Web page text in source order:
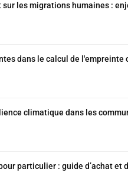
les migrations humaines :
dans le calcul de l'empreinte
climatique dans les
particulier : guide d’achat et